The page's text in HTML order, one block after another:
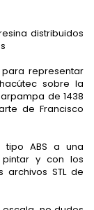
distribuidos
representar
sobre la
de 1438
de Francisco
tipo ABS a una
pintar y con los
archivos STL de